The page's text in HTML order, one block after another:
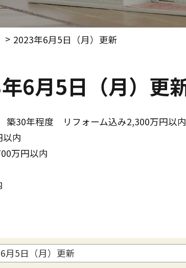
2023年6月5日（月）更新
6月5日（月）更
築30年程度　リフォーム込み2,300万円以内
以内
万円以内